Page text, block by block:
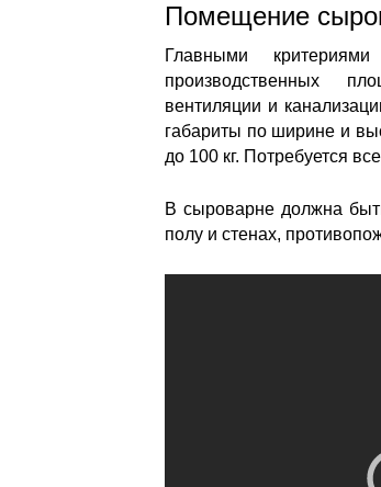
Помещение
Главными
производственных
вентиляции и
габариты по ширине и
до 100 кг. Потребуется
В сыроварне должна
полу и стенах,